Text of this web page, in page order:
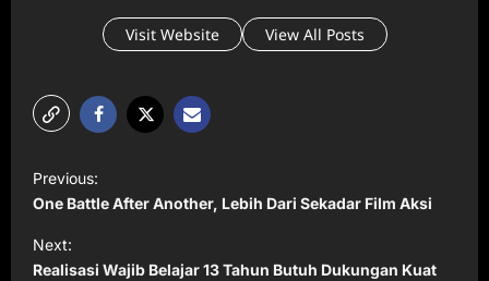
Visit Website View All Posts
o
s
t
Previous:
One Battle After Another, Lebih Dari Sekadar Film Aksi
Next:
Realisasi Wajib Belajar 13 Tahun Butuh Dukungan Kuat